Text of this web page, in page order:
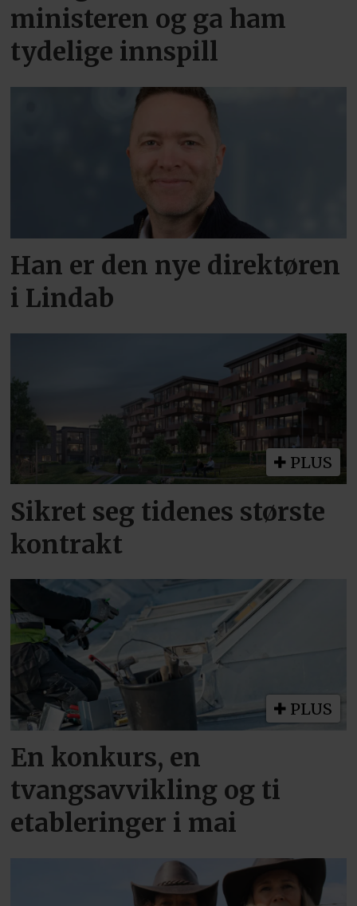
ministeren og ga ham
tydelige innspill
Han er den nye direktøren
i Lindab
PLUS
Sikret seg tidenes største
kontrakt
PLUS
En konkurs, en
tvangsavvikling og ti
etableringer i mai